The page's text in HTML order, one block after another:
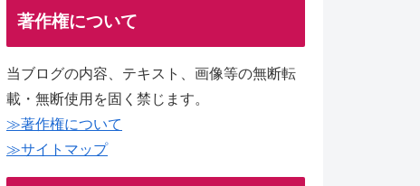
著作権について
当ブログの内容、テキスト、画像等の無断転
載・無断使用を固く禁じます。
≫著作権について
≫サイトマップ